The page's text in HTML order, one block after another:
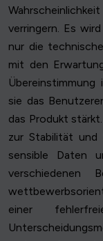
verringern. Es
nur die
mit den
sie das
das Produkt
zur Stabilität und
sensible Daten
verschiedenen
einer